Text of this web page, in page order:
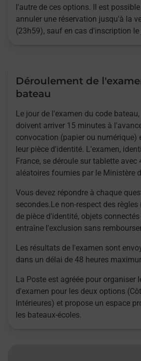
l'autre de ces options. Il est
annuler une réservation jusqu'à la
(23h59), sauf en cas d'inscription le
Déroulement de
bateau
Le jour de l'examen du code
doivent arriver 15 minutes à
convocation (papier ou numérique)
leur pièce d'identité. L'examen,
France, se déroule sur tablette
aléatoires fournies par le Ministère
Vous devez répondre à chaque
secondes.Le non-respect des
de pièce d'identité, objets
entraîne l'exclusion sans
Les résultats de l'examen sont
dans un délai de 48 heures
La Poste est agréée pour organiser
d'examen pour les deux options
Intérieures) et propose un espace
les bateaux-écoles.